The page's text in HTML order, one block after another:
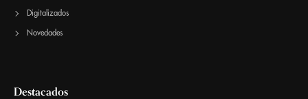
Digitalizados
Novedades
Destacados